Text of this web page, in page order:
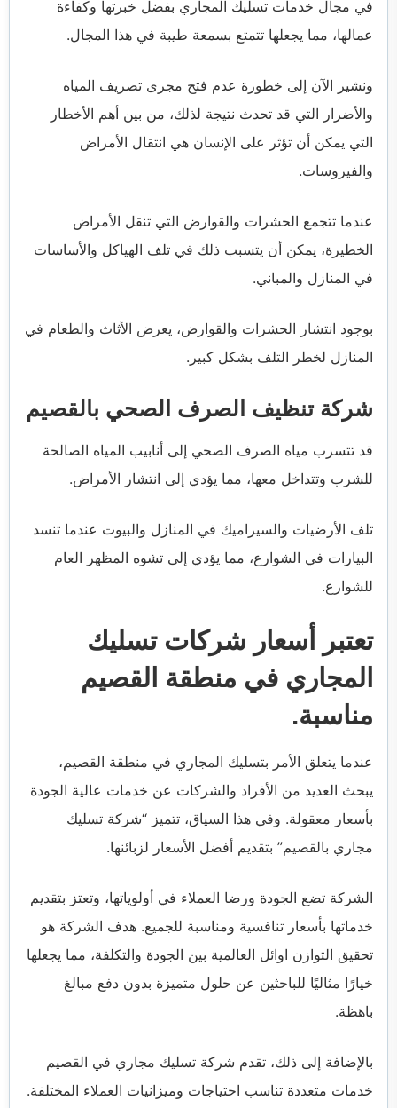
في مجال خدمات تسليك المجاري بفضل خبرتها وكفاءة
عمالها، مما يجعلها تتمتع بسمعة طيبة في هذا المجال.
ونشير الآن إلى خطورة عدم فتح مجرى تصريف المياه
والأضرار التي قد تحدث نتيجة لذلك، من بين أهم الأخطار
التي يمكن أن تؤثر على الإنسان هي انتقال الأمراض
والفيروسات.
عندما تتجمع الحشرات والقوارض التي تنقل الأمراض
الخطيرة، يمكن أن يتسبب ذلك في تلف الهياكل والأساسات
في المنازل والمباني.
بوجود انتشار الحشرات والقوارض، يعرض الأثاث والطعام في
المنازل لخطر التلف بشكل كبير.
شركة تنظيف الصرف الصحي بالقصيم
قد تتسرب مياه الصرف الصحي إلى أنابيب المياه الصالحة
للشرب وتتداخل معها، مما يؤدي إلى انتشار الأمراض.
تلف الأرضيات والسيراميك في المنازل والبيوت عندما تنسد
البيارات في الشوارع، مما يؤدي إلى تشوه المظهر العام
للشوارع.
تعتبر أسعار شركات تسليك
المجاري في منطقة القصيم
مناسبة.
عندما يتعلق الأمر بتسليك المجاري في منطقة القصيم،
يبحث العديد من الأفراد والشركات عن خدمات عالية الجودة
بأسعار معقولة. وفي هذا السياق، تتميز “شركة تسليك
مجاري بالقصيم” بتقديم أفضل الأسعار لزبائنها.
الشركة تضع الجودة ورضا العملاء في أولوياتها، وتعتز بتقديم
خدماتها بأسعار تنافسية ومناسبة للجميع. هدف الشركة هو
تحقيق التوازن اوائل العالمية بين الجودة والتكلفة، مما يجعلها
خيارًا مثاليًا للباحثين عن حلول متميزة بدون دفع مبالغ
باهظة.
بالإضافة إلى ذلك، تقدم شركة تسليك مجاري في القصيم
خدمات متعددة تناسب احتياجات وميزانيات العملاء المختلفة.